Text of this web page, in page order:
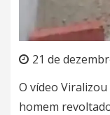
21 de
O vídeo
homem